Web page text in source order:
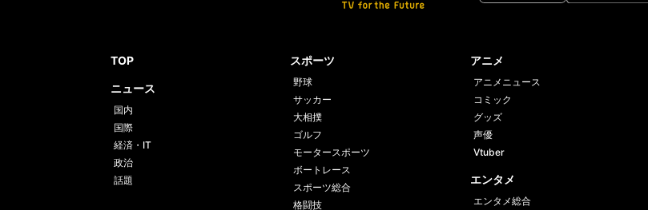
TOP
ニュース
国内
国際
経済・IT
政治
話題
スポーツ
野球
サッカー
大相撲
ゴルフ
モータースポーツ
ボートレース
スポーツ総合
格闘技
アニメ
アニメニュース
コミック
グッズ
声優
Vtuber
エンタメ
エンタメ総合